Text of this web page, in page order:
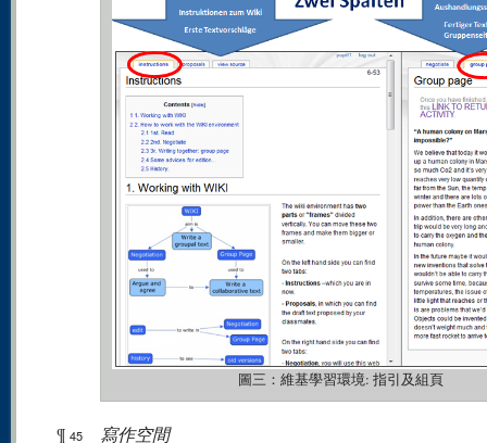
圖三：維基學習環境: 指引及組頁
¶ 45 寫作空間